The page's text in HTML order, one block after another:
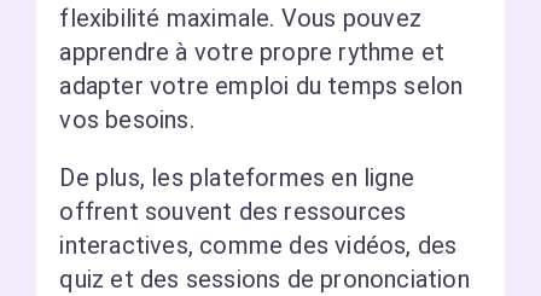
flexibilité maximale. Vous pouvez
apprendre à votre propre rythme et
adapter votre emploi du temps selon
vos besoins.
De plus, les plateformes en ligne
offrent souvent des ressources
interactives, comme des vidéos, des
quiz et des sessions de prononciation